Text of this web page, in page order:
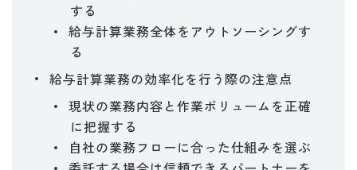
する
給与計算業務全体をアウトソーシングす
る
給与計算業務の効率化を行う際の注意点
現状の業務内容と作業ボリュームを正確
に把握する
自社の業務フローに合った仕組みを選ぶ